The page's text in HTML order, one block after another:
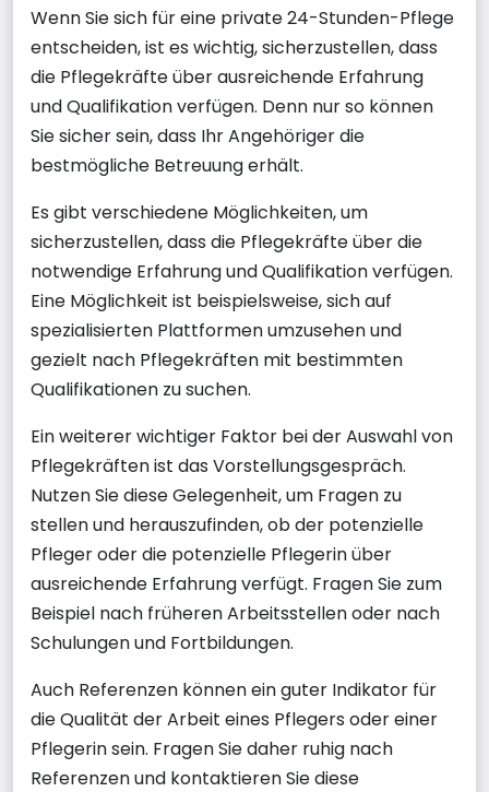
Wenn Sie sich für eine private 24-Stunden-Pflege
entscheiden, ist es wichtig, sicherzustellen, dass
die Pflegekräfte über ausreichende Erfahrung
und Qualifikation verfügen. Denn nur so können
Sie sicher sein, dass Ihr Angehöriger die
bestmögliche Betreuung erhält.
Es gibt verschiedene Möglichkeiten, um
sicherzustellen, dass die Pflegekräfte über die
notwendige Erfahrung und Qualifikation verfügen.
Eine Möglichkeit ist beispielsweise, sich auf
spezialisierten Plattformen umzusehen und
gezielt nach Pflegekräften mit bestimmten
Qualifikationen zu suchen.
Ein weiterer wichtiger Faktor bei der Auswahl von
Pflegekräften ist das Vorstellungsgespräch.
Nutzen Sie diese Gelegenheit, um Fragen zu
stellen und herauszufinden, ob der potenzielle
Pfleger oder die potenzielle Pflegerin über
ausreichende Erfahrung verfügt. Fragen Sie zum
Beispiel nach früheren Arbeitsstellen oder nach
Schulungen und Fortbildungen.
Auch Referenzen können ein guter Indikator für
die Qualität der Arbeit eines Pflegers oder einer
Pflegerin sein. Fragen Sie daher ruhig nach
Referenzen und kontaktieren Sie diese